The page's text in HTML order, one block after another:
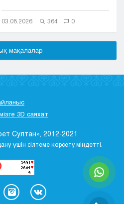
03.08.2026 364 0
мақалалар
3D саяхат
Султан», 2012-2021
үшін сілтеме көрсету міндетті.